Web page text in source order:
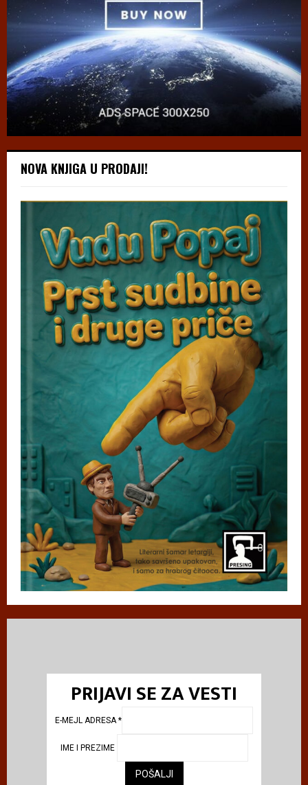
NOVA KNJIGA U PRODAJI!
PRIJAVI SE ZA VESTI
E-MEJL ADRESA*
IME I PREZIME